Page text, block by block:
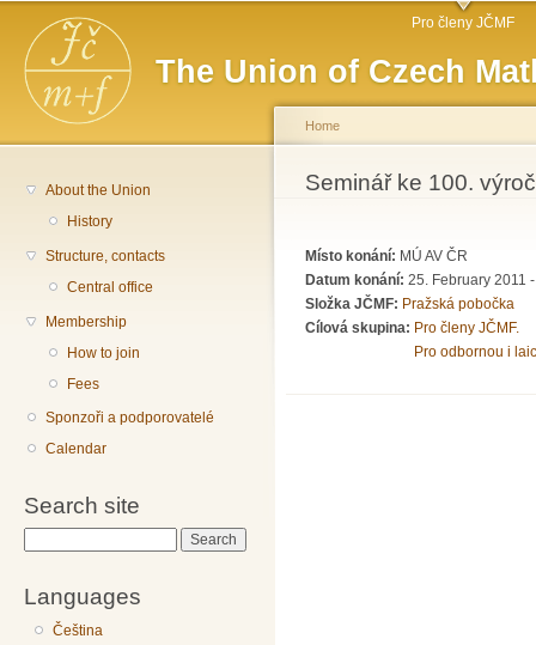
The Union of Czech
Main menu Pro členy JČMF
About the Union
History
Structure, contacts
Central office
Membership
How to join
Fees
Sponzoři a podporovatelé
Calendar
Search site
Languages
Čeština
You are here
Home
Seminář ke 100.
Místo konání: MÚ AV ČR
Datum konání: 25. February 2011
Složka JČMF: Pražská pobočka
Cílová skupina: Pro členy JČMF.
Pro odbornou i